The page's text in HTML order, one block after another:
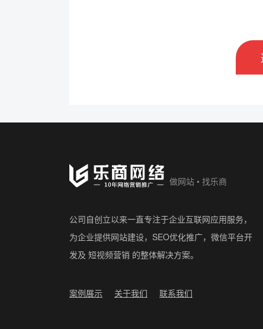
做网站 • 找乐商
公司自创立以来一直专注于企业互联网应用服务，
为企业提供网站建设，SEO优化推广，微信平台开
发及 短视频营销 的整体解决方案。
案例展示 关于我们 联系我们